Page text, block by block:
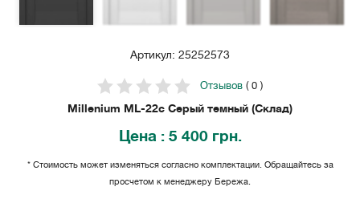
Артикул: 25252573
Отзывов ( 0 )
Millenium ML-22с Серый темный (Склад)
Цена : 5 400 грн.
* Стоимость может изменяться согласно комплектации. Обращайтесь за
просчетом к менеджеру Бережа.